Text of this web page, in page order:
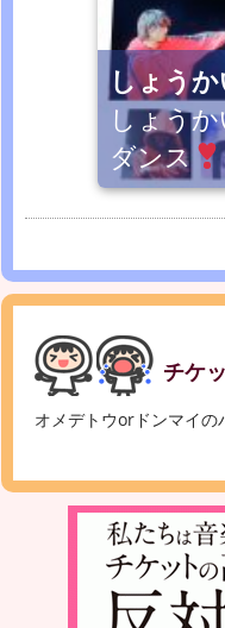
しょう
しょう
ダンス
チケ
オメデトウorドンマイの